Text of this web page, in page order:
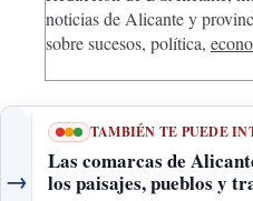
noticias de Alicante y
sobre sucesos, política,
→
TAMBIÉN TE PUEDE
Las comarcas de
los paisajes, pueblos y